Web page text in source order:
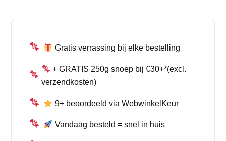
Gratis verrassing bij elke bestelling
+ GRATIS 250g snoep bij €30+*(excl.
verzendkosten)
9+ beoordeeld via WebwinkelKeur
Vandaag besteld = snel in huis